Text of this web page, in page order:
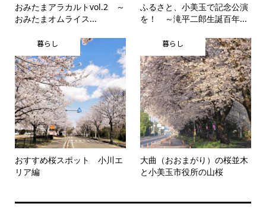
おみたまアラカルトvol.2 ～
おみたまオムライス...
ふるさと、小美玉で記念公演
を！ ～滝平二郎生誕百年...
暮らし
おすすめ桜スポット 小川エ
リア編
暮らし
大曲（おおまがり）の桜並木
と小美玉市役所の山桜